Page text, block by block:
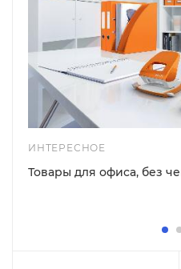
ИНТЕРЕСНОЕ
Товары для офиса, без